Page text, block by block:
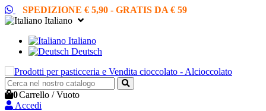
SPEDIZIONE € 5,90 - GRATIS DA € 59
Italiano
Italiano
Deutsch
0Carrello /Vuoto
Accedi